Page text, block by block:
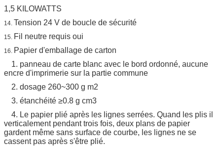
1,5 KILOWATTS
14. Tension 24 V de boucle de sécurité
15. Fil neutre requis oui
16. Papier d'emballage de carton
1. panneau de carte blanc avec le bord ordonné, aucune
encre d'imprimerie sur la partie commune
2. dosage 260~300 g m2
3. étanchéité ≥0.8 g cm3
4. Le papier plié après les lignes serrées. Quand les plis il
verticalement pendant trois fois, deux plans de papier
gardent même sans surface de courbe, les lignes ne se
cassent pas après s'être plié.